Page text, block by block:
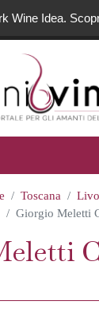
Wine Idea.
Toscana
Giorgio Meletti